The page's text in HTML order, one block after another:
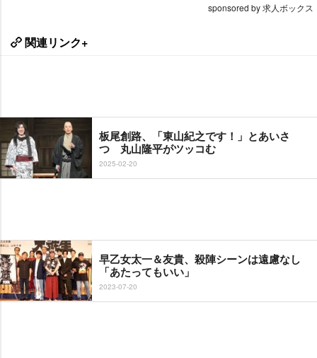
sponsored by 求人ボックス
関連リンク+
板尾創路、「東山紀之です！」とあいさ
つ 丸山隆平がツッコむ
2025-02-20
早乙女太一＆友貴、殺陣シーンは遠慮なし
「あたってもいい」
2023-07-20